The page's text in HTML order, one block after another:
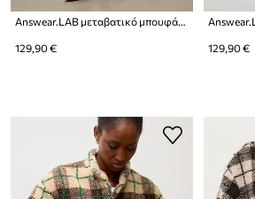
Answear.LAB μεταβατικό μπουφάν γυναικείο βαμβακερό
129,90 € 129,90 €